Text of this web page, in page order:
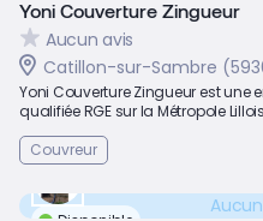
Yoni Couverture Zingueur
Aucun avis
Catillon-sur-Sambre
Yoni Couverture Zingueur est une
qualifiée RGE sur la Métropole
Couvreur